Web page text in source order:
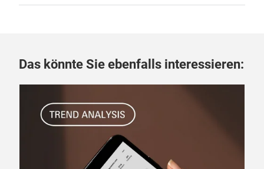
Das könnte Sie ebenfalls interessieren: